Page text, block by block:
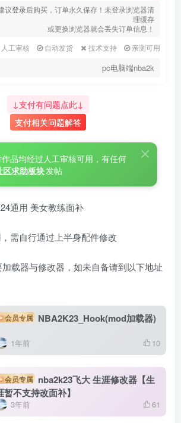
议登录后购买，订单永久保存！未登录浏览器清
理缓存
或更换浏览器就会丢失订单信息！
人工审核
自动发货 技术支持 亲测可用
pc电脑端nba2k
↓支付有问题点此↓
支付相关问题解答
品均经过人工审核可用，有任何
区求助板块发帖
通用 美女教练面补
需自行通过上半身配件修改
载器与修改器，如未自备请到以下地址
会员专属 NBA2K23_Hook(mod加载器)
1年前 10
会员专属 nba2k23飞大 生涯修改器【生
暂不支持改面补】
3年前 61